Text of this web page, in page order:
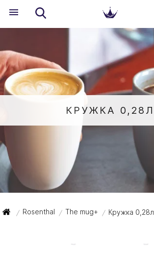
КРУЖКА 0,28Л
/ Rosenthal / The mug+ / Кружка 0,28л